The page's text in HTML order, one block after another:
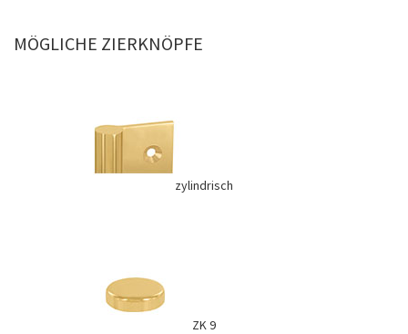
MÖGLICHE ZIERKNÖPFE
zylindrisch
ZK 9